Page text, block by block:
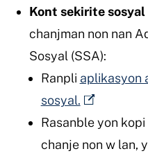
Kont sekirite sosyal
chanjman non nan
Sosyal (SSA):
Ranpli aplikasyon
sosyal.
Rasanble yon
chanje non w lan,